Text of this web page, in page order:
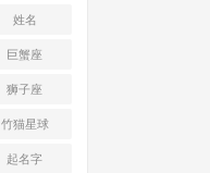
姓名
巨蟹座
狮子座
竹猫星球
起名字